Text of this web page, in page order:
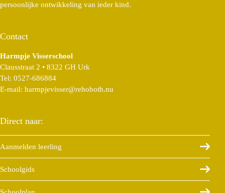
persoonlijke ontwikkeling van ieder kind.
Direct naar:
Aanmelden leerling
Schoolgids
Contact
Harmpje Visserschool
Clausstraat 2 • 8322 GH Urk
Tel: 0527-686884
E-mail: harmpjevisser@rehoboth.nu